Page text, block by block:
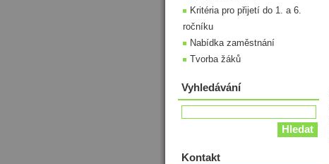
Kritéria pro přijetí do 1. a 6.
ročníku
Nabídka zaměstnání
Tvorba žáků
Vyhledávání
Kontakt